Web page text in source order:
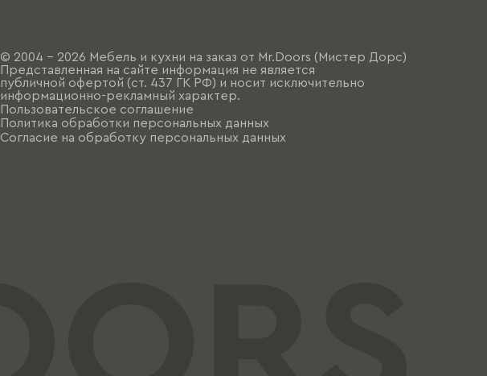
© 2004 - 2026 Мебель и кухни на заказ от Mr.Doors (Мистер Дорс)
Представленная на сайте информация не является
публичной офертой (ст. 437 ГК РФ) и носит исключительно
информационно-рекламный характер.
Пользовательское соглашение
Политика обработки персональных данных
Согласие на обработку персональных данных